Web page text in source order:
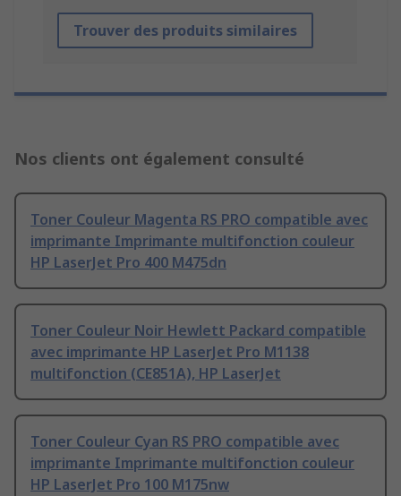
Trouver des produits similaires
Nos clients ont également consulté
Toner Couleur Magenta RS PRO compatible avec
imprimante Imprimante multifonction couleur
HP LaserJet Pro 400 M475dn
Toner Couleur Noir Hewlett Packard compatible
avec imprimante HP LaserJet Pro M1138
multifonction (CE851A), HP LaserJet
Toner Couleur Cyan RS PRO compatible avec
imprimante Imprimante multifonction couleur
HP LaserJet Pro 100 M175nw